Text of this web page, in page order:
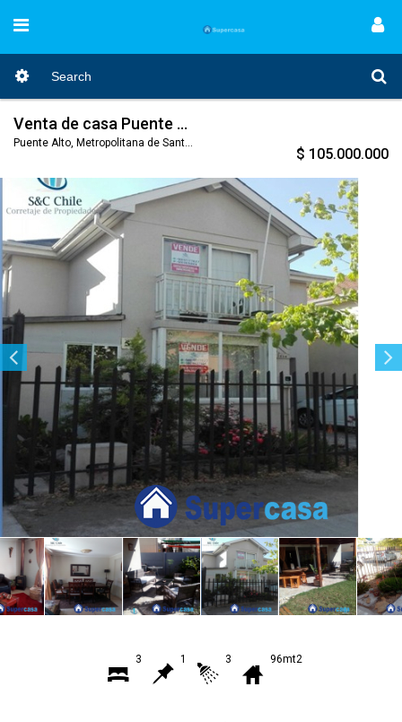
Venta de casa Puente Alto - Villa Los ALtos del Raco 5
Puente Alto, Metropolitana de Santiago, Nro. Código 327
$ 105.000.000
3 1 3 96mt2